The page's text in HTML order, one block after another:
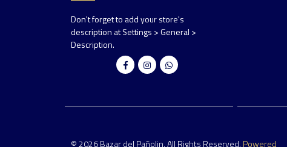
Don't forget to add your store's
description at Settings > General >
Description.
© 2026 Bazar del Pañolin. All Rights Reserved. Powered